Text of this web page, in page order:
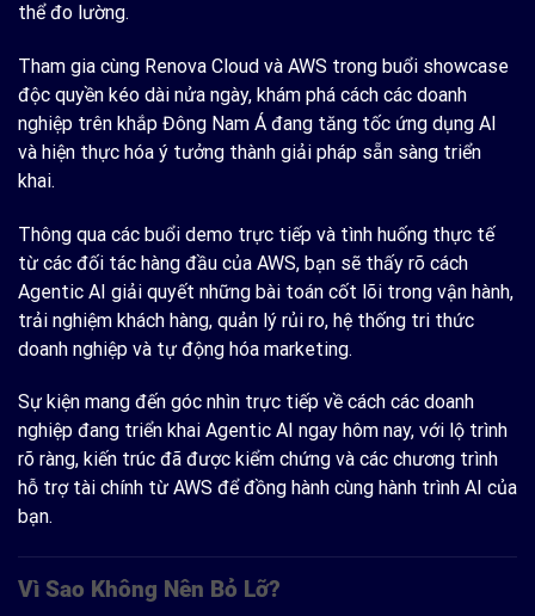
thể đo lường.
Tham gia cùng Renova Cloud và AWS trong buổi showcase
độc quyền kéo dài nửa ngày, khám phá cách các doanh
nghiệp trên khắp Đông Nam Á đang tăng tốc ứng dụng AI
và hiện thực hóa ý tưởng thành giải pháp sẵn sàng triển
khai.
Thông qua các buổi demo trực tiếp và tình huống thực tế
từ các đối tác hàng đầu của AWS, bạn sẽ thấy rõ cách
Agentic AI giải quyết những bài toán cốt lõi trong vận hành,
trải nghiệm khách hàng, quản lý rủi ro, hệ thống tri thức
doanh nghiệp và tự động hóa marketing.
Sự kiện mang đến góc nhìn trực tiếp về cách các doanh
nghiệp đang triển khai Agentic AI ngay hôm nay, với lộ trình
rõ ràng, kiến trúc đã được kiểm chứng và các chương trình
hỗ trợ tài chính từ AWS để đồng hành cùng hành trình AI của
bạn.
Vì Sao Không Nên Bỏ Lỡ?